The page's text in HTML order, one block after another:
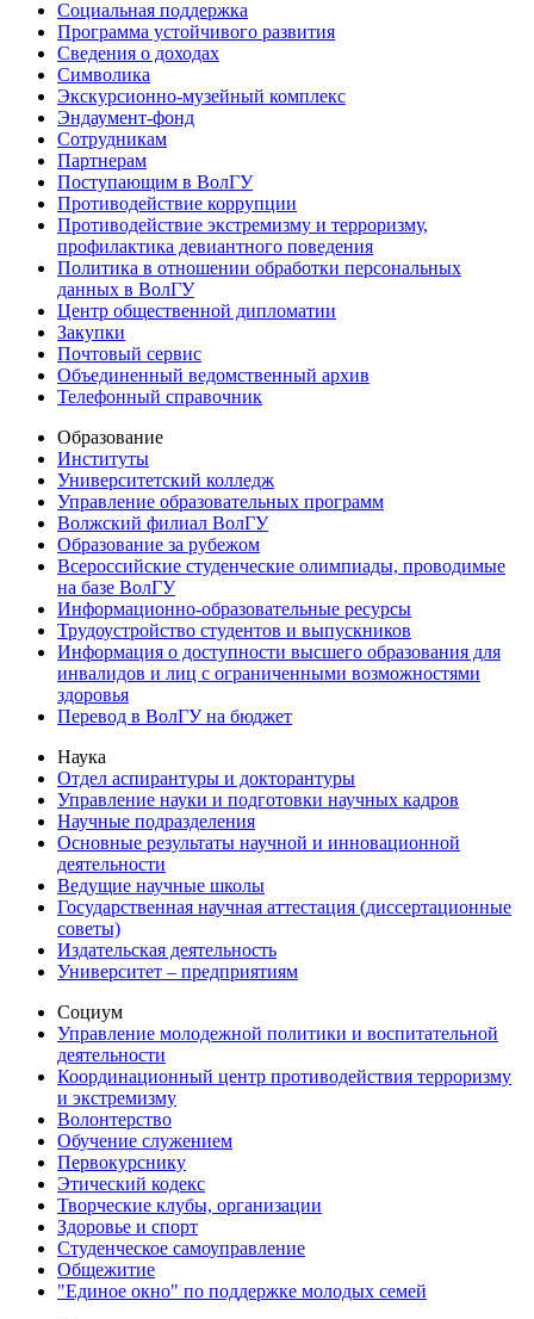
Социальная поддержка
Программа устойчивого развития
Сведения о доходах
Символика
Экскурсионно-музейный комплекс
Эндаумент-фонд
Сотрудникам
Партнерам
Поступающим в ВолГУ
Противодействие коррупции
Противодействие экстремизму и терроризму,
профилактика девиантного поведения
Политика в отношении обработки персональных
данных в ВолГУ
Центр общественной дипломатии
Закупки
Почтовый сервис
Объединенный ведомственный архив
Телефонный справочник
Образование
Институты
Университетский колледж
Управление образовательных программ
Волжский филиал ВолГУ
Образование за рубежом
Всероссийские студенческие олимпиады, проводимые
на базе ВолГУ
Информационно-образовательные ресурсы
Трудоустройство студентов и выпускников
Информация о доступности высшего образования для
инвалидов и лиц с ограниченными возможностями
здоровья
Перевод в ВолГУ на бюджет
Наука
Отдел аспирантуры и докторантуры
Управление науки и подготовки научных кадров
Научные подразделения
Основные результаты научной и инновационной
деятельности
Ведущие научные школы
Государственная научная аттестация (диссертационные
советы)
Издательская деятельность
Университет – предприятиям
Социум
Управление молодежной политики и воспитательной
деятельности
Координационный центр противодействия терроризму
и экстремизму
Волонтерство
Обучение служением
Первокурснику
Этический кодекс
Творческие клубы, организации
Здоровье и спорт
Студенческое самоуправление
Общежитие
"Единое окно" по поддержке молодых семей